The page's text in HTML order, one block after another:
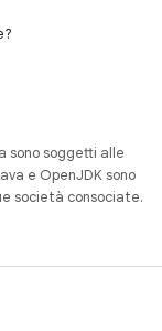
sono soggetti alle
e OpenJDK sono
società consociate.